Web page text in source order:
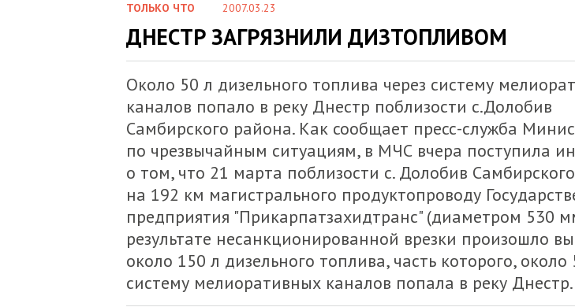
ТОЛЬКО ЧТО 2007.03.23
ДНЕСТР ЗАГРЯЗНИЛИ ДИЗТОПЛИВОМ
Около 50 л дизельного топлива через систему
каналов попало в реку Днестр поблизости с.Долобив
Самбирского района. Как сообщает пресс-служба
по чрезвычайным ситуациям, в МЧС вчера поступила
о том, что 21 марта поблизости с. Долобив
на 192 км магистрального продуктопроводу
предприятия "Прикарпатзахидтранс" (диаметром 530
результате несанкционированной врезки произошло
около 150 л дизельного топлива, часть которого, около
систему мелиоративных каналов попала в реку Днестр.